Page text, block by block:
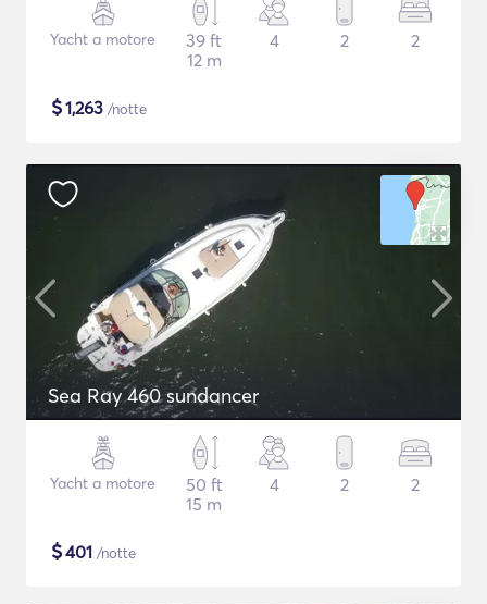
Yacht a motore
39 ft
12 m
4 2 2
$1,263 /notte
Sea Ray 460 sundancer
Yacht a motore
50 ft
15 m
4 2 2
$401 /notte